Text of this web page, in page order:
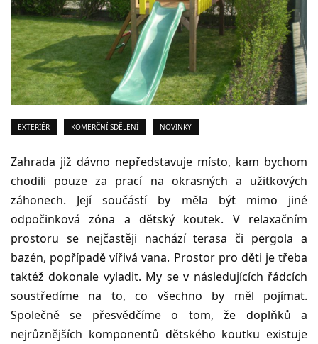
EXTERIÉR KOMERČNÍ SDĚLENÍ NOVINKY
Zahrada již dávno nepředstavuje místo, kam bychom
chodili pouze za prací na okrasných a užitkových
záhonech. Její součástí by měla být mimo jiné
odpočinková zóna a dětský koutek. V relaxačním
prostoru se nejčastěji nachází terasa či pergola a
bazén, popřípadě vířivá vana. Prostor pro děti je třeba
taktéž dokonale vyladit. My se v následujících řádcích
soustředíme na to, co všechno by měl pojímat.
Společně se přesvědčíme o tom, že doplňků a
nejrůznějších komponentů dětského koutku existuje